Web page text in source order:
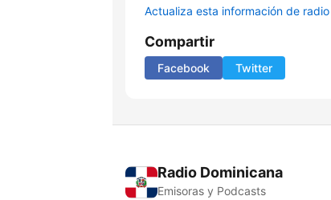
Actualiza esta información de radio
Compartir
Facebook Twitter
Radio Dominicana
Emisoras y Podcasts